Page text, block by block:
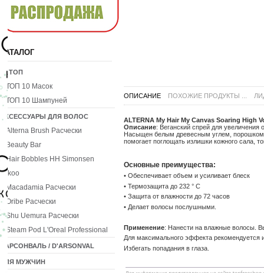
ОПИСАНИЕ ПОХОЖИЕ ПРОДУКТЫ ...
ALTERNA My Hair My Canvas Soaring
Описание: Веганский спрей для увеличения
Насыщен белым древесным углем, порошком
помогает поглощать излишки кожного сала,
Основные преимущества:
• Обеспечивает объем и усиливает блеск
• Термозащита до 232 ° C
• Защита от влажности до 72 часов
• Делает волосы послушными.
Применение: Нанести на влажные волосы.
Для максимального эффекта рекомендуется
Избегать попадания в глаза.
КАТАЛОГ
10 ТОП
ТОП 10 Масок
ТОП 10 Шампуней
АКСЕССУАРЫ ДЛЯ ВОЛОС
Alterna Brush Расчески
Beauty Bar
Hair Bobbles HH Simonsen
Ikoo
Macadamia Расчески
Oribe Расчески
Shu Uemura Расчески
Steam Pod L'Oreal Professional
ДАРСОНВАЛЬ / D'ARSONVAL
ДЛЯ МУЖЧИН